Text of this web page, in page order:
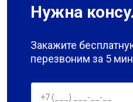
Нужна
Закажите
перезвоним за 5